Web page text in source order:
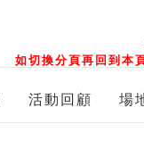
如切換分頁再回到本
活動回顧 場